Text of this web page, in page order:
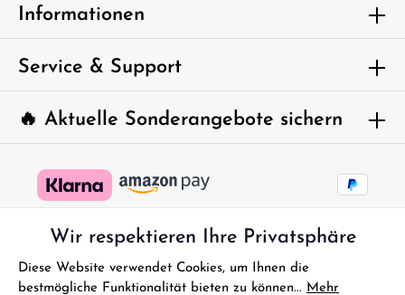
Um weiterzugehen, geben Sie die oben
abgebildeten Zeichen ein*
🔥 Aktuelle Sonderangebote sichern
Informationen
Service & Support
Wir respektieren Ihre Privatsphäre
Diese Website verwendet Cookies, um Ihnen die
bestmögliche Funktionalität bieten zu können... Mehr